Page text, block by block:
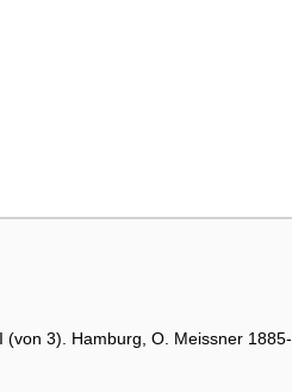
(von 3). Hamburg, O. Meissner 1885-